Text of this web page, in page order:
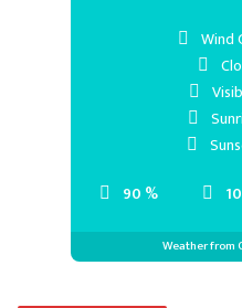
90 %
Wind
Weather from